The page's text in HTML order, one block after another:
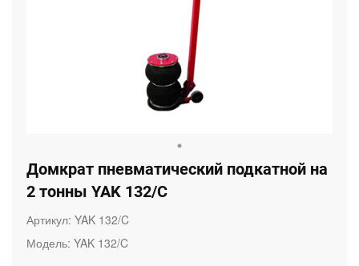
Домкрат пневматический подкатной на
2 тонны YAK 132/C
Артикул: YAK 132/C
Модель: YAK 132/C